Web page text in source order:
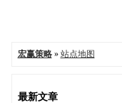
宏赢策略» 站点地图
最新文章